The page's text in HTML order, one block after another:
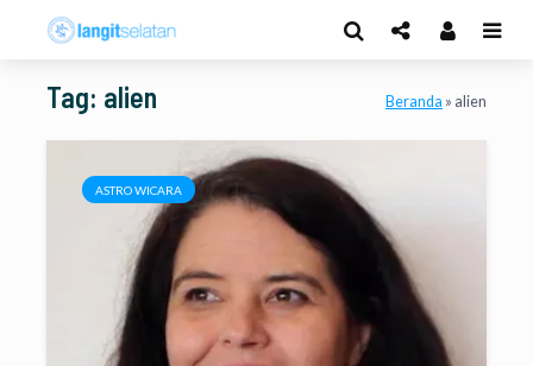
Tag: alien Beranda » alien
ASTRO WICARA